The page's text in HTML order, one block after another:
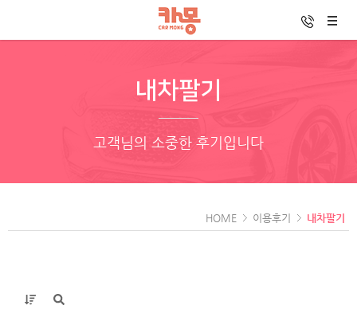
내차팔기
고객님의 소중한 후기입니다
HOME 이용후기 내차팔기